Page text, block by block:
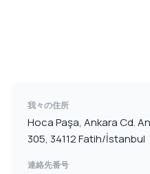
我々の住所
Hoca Paşa, Ankara Cd.
305, 34112 Fatih/İstanbul
連絡先番号